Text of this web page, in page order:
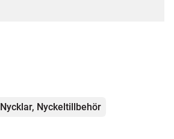
Nycklar, Nyckeltillbehör